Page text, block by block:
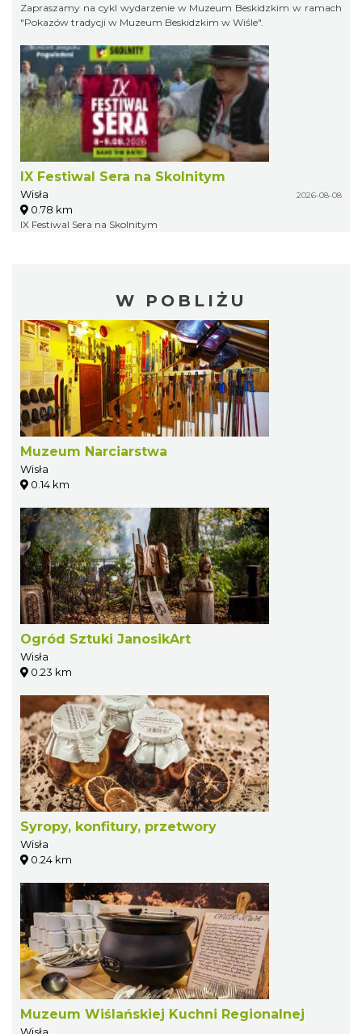
Zapraszamy na cykl wydarzenie w Muzeum Beskidzkim w ramach
"Pokazów tradycji w Muzeum Beskidzkim w Wiśle".
IX Festiwal Sera na Skolnitym
Wisła 2026-08-08
0.78 km
IX Festiwal Sera na Skolnitym
W POBLIŻU
Muzeum Narciarstwa
Wisła
0.14 km
Ogród Sztuki JanosikArt
Wisła
0.23 km
Syropy, konfitury, przetwory
Wisła
0.24 km
Muzeum Wiślańskiej Kuchni Regionalnej
Wisła